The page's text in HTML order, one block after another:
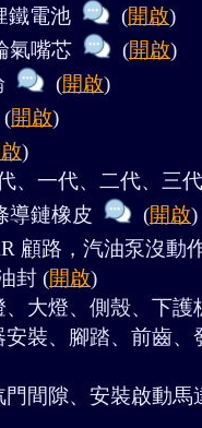
鐵電池 (開啟)
氣嘴芯 (開啟)
(開啟)
(開啟)
)
、一代、二代、三代
導鏈橡皮 (開啟)
顧路，汽油泵沒動
封 (開啟)
大燈、側殼、下護
裝、腳踏、前齒、
間隙、安裝啟動馬